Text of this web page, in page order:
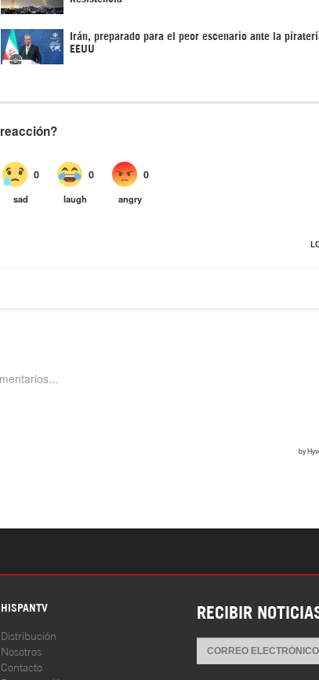
Irán, preparado para el peor escenario ante la
EEUU
HISPANTV
Distribución
Nosotros
Contacto
RECIBIR